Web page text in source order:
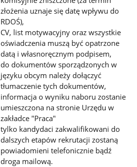
złożenia uznaje się datę wpływu do
RDOŚ),
CV, list motywacyjny oraz wszystkie
oświadczenia muszą być opatrzone
datą i własnoręcznym podpisem,
do dokumentów sporządzonych w
języku obcym należy dołączyć
tłumaczenie tych dokumentów,
informacja o wyniku naboru zostanie
umieszczona na stronie Urzędu w
zakładce "Praca"
tylko kandydaci zakwalifikowani do
dalszych etapów rekrutacji zostaną
powiadomieni telefonicznie bądź
droga mailową.